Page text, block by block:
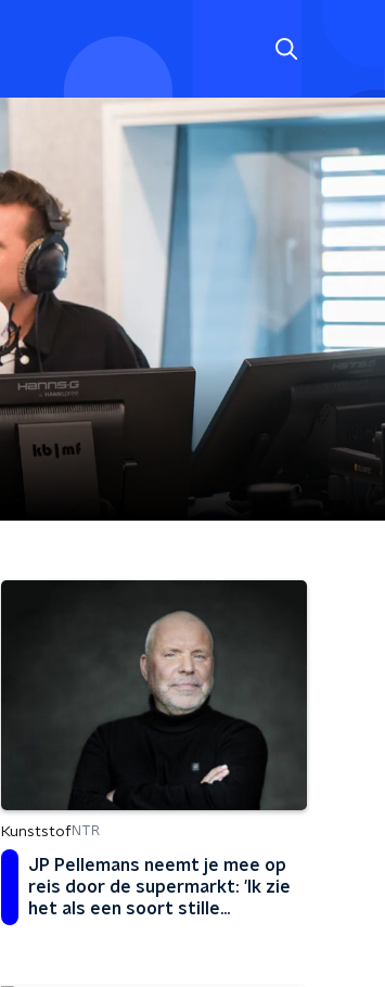
KunststofNTR
JP Pellemans neemt je mee op
reis door de supermarkt: 'Ik zie
het als een soort stille